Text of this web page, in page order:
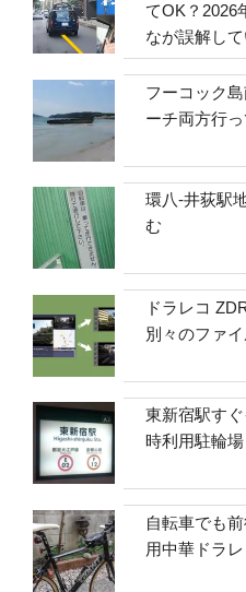
てOK？2026
なが誤解し
フーコック
ーチ両方行
環八-井荻駅
む
ドラレコ
別々のファ
東新宿駅す
時利用駐輪場
自転車でも
用中華ドラ